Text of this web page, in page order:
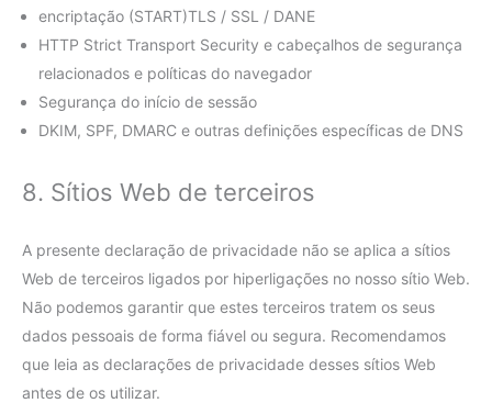
encriptação (START)TLS / SSL / DANE
HTTP Strict Transport Security e cabeçalhos de segurança
relacionados e políticas do navegador
Segurança do início de sessão
DKIM, SPF, DMARC e outras definições específicas de DNS
8. Sítios Web de terceiros
A presente declaração de privacidade não se aplica a sítios
Web de terceiros ligados por hiperligações no nosso sítio Web.
Não podemos garantir que estes terceiros tratem os seus
dados pessoais de forma fiável ou segura. Recomendamos
que leia as declarações de privacidade desses sítios Web
antes de os utilizar.